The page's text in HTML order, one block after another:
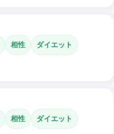
相性 ダイエット
相性 ダイエット